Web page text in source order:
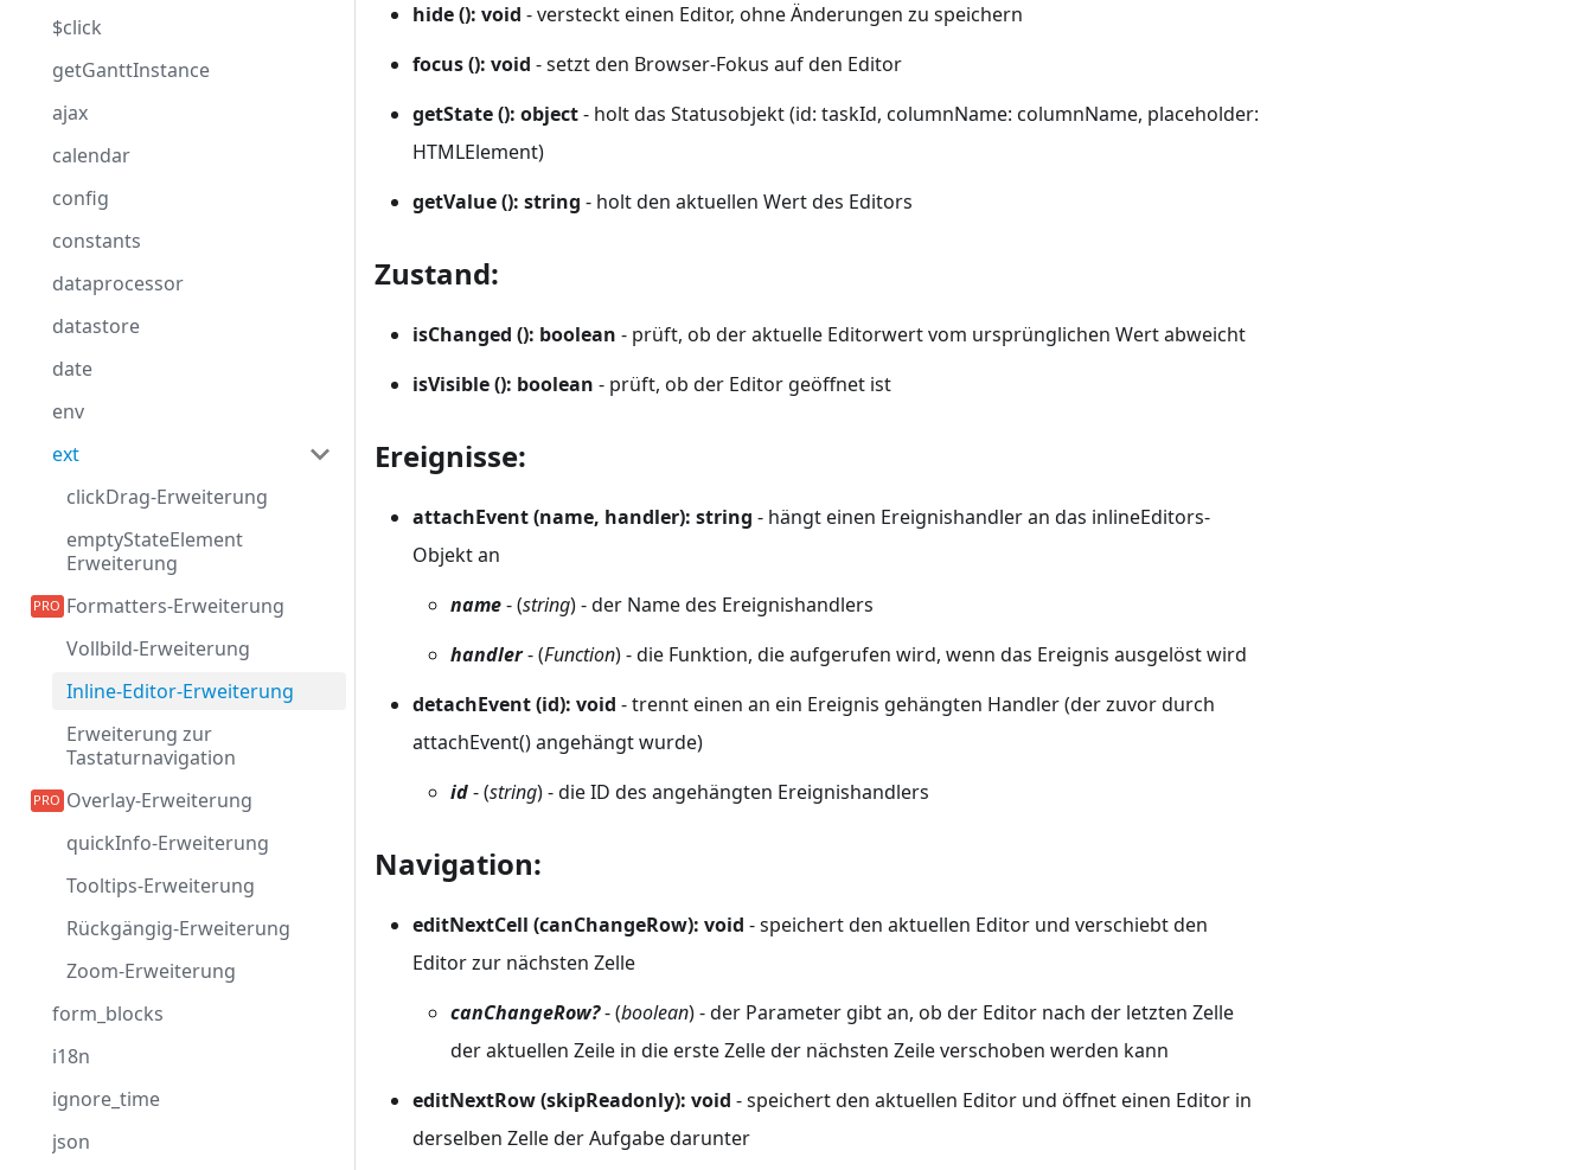
$click
getGanttInstance
ajax
calendar
config
constants
dataprocessor
datastore
date
env
ext
clickDrag-Erweiterung
emptyStateElement
Erweiterung
Formatters-Erweiterung
Vollbild-Erweiterung
Inline-Editor-Erweiterung
Erweiterung zur
Tastaturnavigation
Overlay-Erweiterung
quickInfo-Erweiterung
Tooltips-Erweiterung
Rückgängig-Erweiterung
Zoom-Erweiterung
form_blocks
i18n
ignore_time
json
hide (): void - versteckt einen Editor, ohne Änderungen zu speichern
focus (): void - setzt den Browser-Fokus auf den Editor
getState (): object- holt das Statusobjekt (id: taskId, columnName: columnName, placeholder:
HTMLElement)
getValue (): string - holt den aktuellen Wert des Editors
Zustand:
isChanged (): boolean - prüft, ob der aktuelle Editorwert vom ursprünglichen Wert abweicht
isVisible (): boolean - prüft, ob der Editor geöffnet ist
Ereignisse:
attachEvent (name, handler): string - hängt einen Ereignishandler an das inlineEditors-
Objekt an
name- (string) - der Name des Ereignishandlers
handler- (Function) - die Funktion, die aufgerufen wird, wenn das Ereignis ausgelöst wird
detachEvent (id): void - trennt einen an ein Ereignis gehängten Handler (der zuvor durch
attachEvent() angehängt wurde)
id- (string) - die ID des angehängten Ereignishandlers
Navigation:
editNextCell (canChangeRow): void - speichert den aktuellen Editor und verschiebt den
Editor zur nächsten Zelle
canChangeRow?- (boolean) - der Parameter gibt an, ob der Editor nach der letzten Zelle
der aktuellen Zeile in die erste Zelle der nächsten Zeile verschoben werden kann
editNextRow (skipReadonly): void - speichert den aktuellen Editor und öffnet einen Editor in
derselben Zelle der Aufgabe darunter